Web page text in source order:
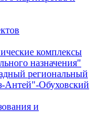
комплексы
назначения"
региональный
Обуховский
и